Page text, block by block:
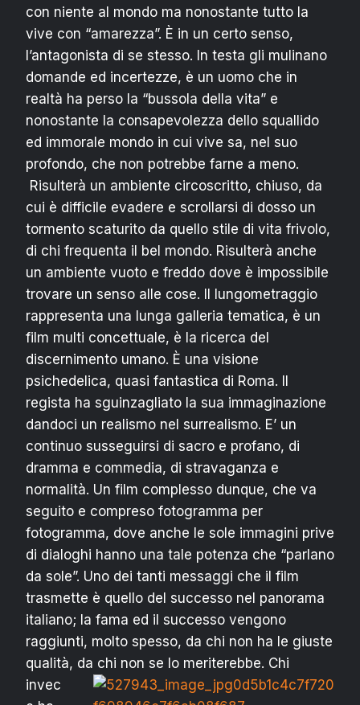
con niente al mondo ma nonostante tutto la
vive con “amarezza”. È in un certo senso,
l’antagonista di se stesso. In testa gli mulinano
domande ed incertezze, è un uomo che in
realtà ha perso la “bussola della vita” e
nonostante la consapevolezza dello squallido
ed immorale mondo in cui vive sa, nel suo
profondo, che non potrebbe farne a meno.
Risulterà un ambiente circoscritto, chiuso, da
cui è difficile evadere e scrollarsi di dosso un
tormento scaturito da quello stile di vita frivolo,
di chi frequenta il bel mondo. Risulterà anche
un ambiente vuoto e freddo dove è impossibile
trovare un senso alle cose. Il lungometraggio
rappresenta una lunga galleria tematica, è un
film multi concettuale, è la ricerca del
discernimento umano. È una visione
psichedelica, quasi fantastica di Roma. Il
regista ha sguinzagliato la sua immaginazione
dandoci un realismo nel surrealismo. E’ un
continuo susseguirsi di sacro e profano, di
dramma e commedia, di stravaganza e
normalità. Un film complesso dunque, che va
seguito e compreso fotogramma per
fotogramma, dove anche le sole immagini prive
di dialoghi hanno una tale potenza che “parlano
da sole”. Uno dei tanti messaggi che il film
trasmette è quello del successo nel panorama
italiano; la fama ed il successo vengono
raggiunti, molto spesso, da chi non ha le giuste
qualità, da chi non se lo meriterebbe. Chi
invec